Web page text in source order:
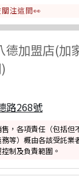
關注這間👀
德加盟店(加
路268號
，各項責任（包括但
等）概由各該受託業
制及負責範圍。